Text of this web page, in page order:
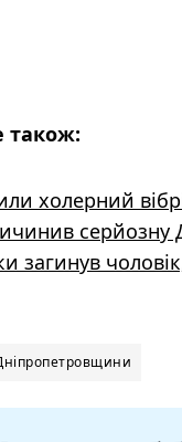
також:
холерний
серйозну
загинув